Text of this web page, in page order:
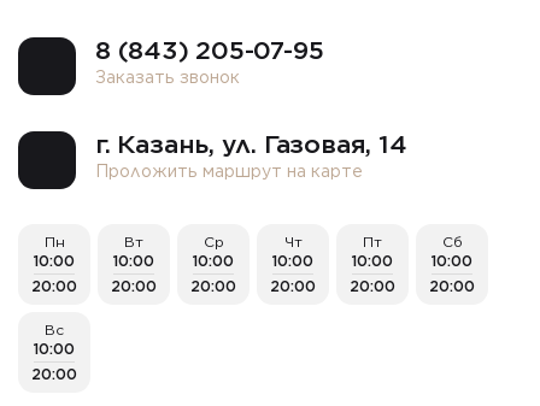
8 (843) 205-07-95
Заказать звонок
г. Казань, ​ул. Газовая, 14
Проложить маршрут на карте
Пн
10:00
20:00
Вт
10:00
20:00
Ср
10:00
20:00
Чт
10:00
20:00
Пт
10:00
20:00
Сб
10:00
20:00
Вс
10:00
20:00